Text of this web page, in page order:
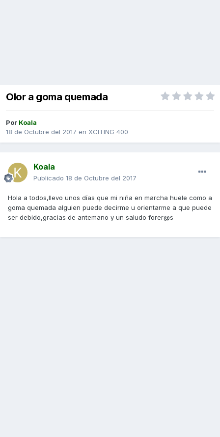
Olor a goma quemada
Por Koala
18 de Octubre del 2017 en XCITING 400
Koala
Publicado 18 de Octubre del 2017
Hola a todos,llevo unos días que mi niña en marcha huele como a
goma quemada alguien puede decirme u orientarme a que puede
ser debido,gracias de antemano y un saludo forer@s